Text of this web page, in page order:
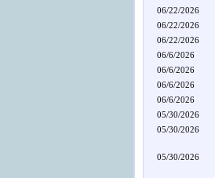
06/22/2026
06/22/2026
06/22/2026
06/6/2026
06/6/2026
06/6/2026
06/6/2026
05/30/2026
05/30/2026
05/30/2026